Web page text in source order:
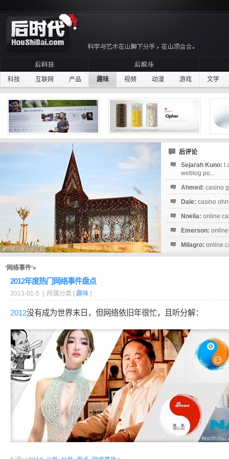
科技 互联网 产品 趣味 视频 动漫 游戏 文学
后评论
Sejarah Kuno:
weblog po...
Ahmed: casino
Dale: casino
Noelia: online
Emerson:
Milagro: online
‘网络事件’»
2012年度热门网络事件盘点
2013-01-5 | 所属分类 [ 趣味 ]
2012没有成为世界末日，但网络依旧年很忙，且听分解：